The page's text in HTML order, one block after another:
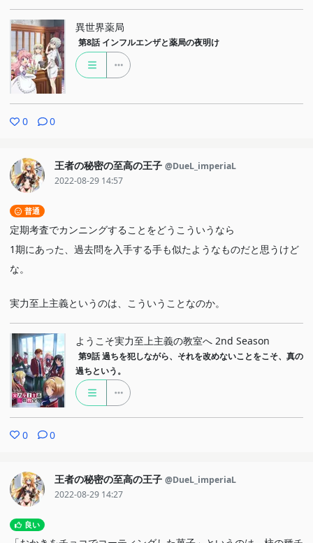
異世界薬局
第8話 インフルエンザと薬局の夜明け
0 0
王者の秘密の至高の王子 @DueL_imperiaL
2022-08-29 14:57
普通
定期考査でカンニングすることをどうこういうなら
1期にあった、過去問を入手する手も似たようなものだと思うけど
な。
実力至上主義というのは、こういうことなのか。
ようこそ実力至上主義の教室へ 2nd Season
第9話 過ちを犯しながら、それを改めないことをこそ、真の
過ちという。
0 0
王者の秘密の至高の王子 @DueL_imperiaL
2022-08-29 14:27
良い